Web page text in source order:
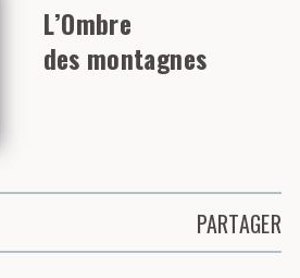
L’Ombre
des montagnes
PARTAGER